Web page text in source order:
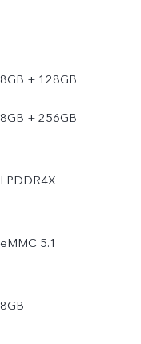
8GB + 128GB
8GB + 256GB
LPDDR4X
eMMC 5.1
8GB